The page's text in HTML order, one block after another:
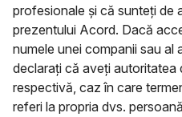
profesionale și că sunteți de
prezentului Acord. Dacă
numele unei companii sau al
declarați că aveți autoritatea
respectivă, caz în care
referi la propria dvs.